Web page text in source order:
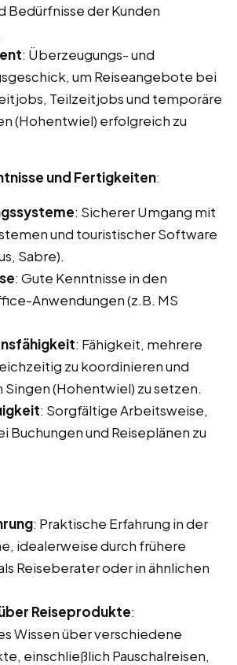
Bedürfnisse der Kunden
: Überzeugungs- und
um Reiseangebote bei
Teilzeitjobs und temporäre
(Hohentwiel) erfolgreich zu
und Fertigkeiten:
: Sicherer Umgang mit
und touristischer Software
Sabre).
: Gute Kenntnisse in den
Anwendungen (z.B. MS
: Fähigkeit, mehrere
zu koordinieren und
Singen (Hohentwiel) zu setzen.
: Sorgfältige Arbeitsweise,
Buchungen und Reiseplänen zu
: Praktische Erfahrung in der
idealerweise durch frühere
Reiseberater oder in ähnlichen
Reiseprodukte:
Wissen über verschiedene
einschließlich Pauschalreisen,